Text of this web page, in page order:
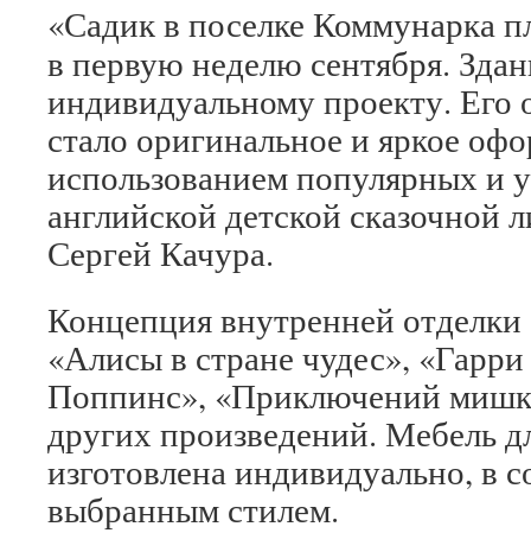
«Садик в поселке Коммунарка
в первую неделю сентября.
индивидуальному проекту. Его
стало оригинальное и яркое
использованием популярных и
английской детской сказочной
Сергей Качура.
Концепция внутренней
«Алисы в стране чудес»,
Поппинс», «Приключений
других произведений. Мебель
изготовлена индивидуально, в
выбранным стилем.